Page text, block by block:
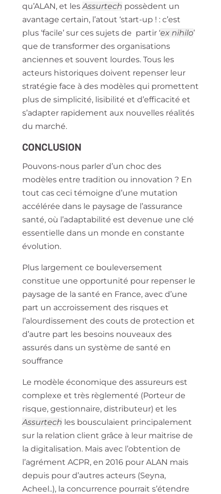
qu’ALAN, et lesAssurtech possèdent un
avantage certain, l’atout ‘start-up ! : c’est
plus ‘facile’ sur ces sujets de partir ‘ex nihilo’
que de transformer des organisations
anciennes et souvent lourdes. Tous les
acteurs historiques doivent repenser leur
stratégie face à des modèles qui promettent
plus de simplicité, lisibilité et d’efficacité et
s’adapter rapidement aux nouvelles réalités
du marché.
CONCLUSION
Pouvons-nous parler d’un choc des
modèles entre tradition ou innovation ? En
tout cas ceci témoigne d’une mutation
accélérée dans le paysage de l’assurance
santé, où l’adaptabilité est devenue une clé
essentielle dans un monde en constante
évolution.
Plus largement ce bouleversement
constitue une opportunité pour repenser le
paysage de la santé en France, avec d’une
part un accroissement des risques et
l’alourdissement des couts de protection et
d’autre part les besoins nouveaux des
assurés dans un système de santé en
souffrance
Le modèle économique des assureurs est
complexe et très règlementé (Porteur de
risque, gestionnaire, distributeur) et les
Assurtech les bousculaient principalement
sur la relation client grâce à leur maitrise de
la digitalisation. Mais avec l’obtention de
l’agrément ACPR, en 2016 pour ALAN mais
depuis pour d’autres acteurs (Seyna,
Acheel..), la concurrence pourrait s’étendre